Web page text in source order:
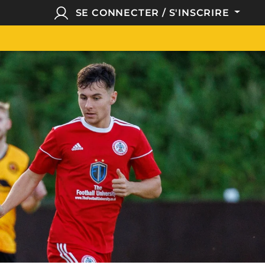
SE CONNECTER / S'INSCRIRE